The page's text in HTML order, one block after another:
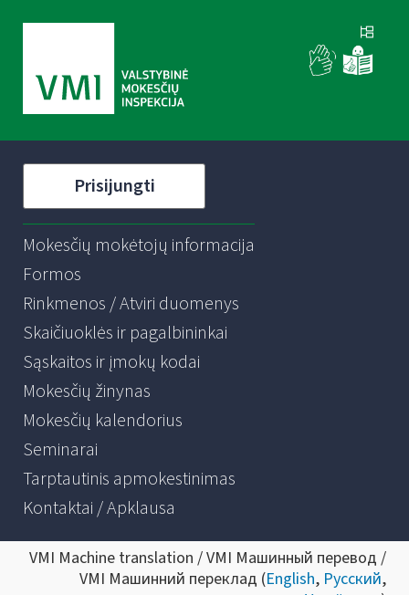
Prisijungti
Mokesčių mokėtojų informacija
Formos
Rinkmenos / Atviri duomenys
Skaičiuoklės ir pagalbininkai
Sąskaitos ir įmokų kodai
Mokesčių žinynas
Mokesčių kalendorius
Seminarai
Tarptautinis apmokestinimas
Kontaktai / Apklausa
VMI Machine translation / VMI Машинный перевод /
VMI Машинний переклад (English, Русский,